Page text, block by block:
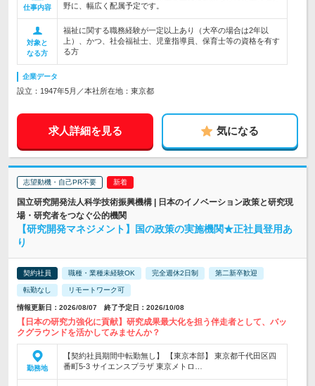
仕事内容
野に、幅広く配属予定です。
対象と
なる方
福祉に関する職務経験が一定以上あり（大卒の場合は2年以
上）、かつ、社会福祉士、児童指導員、保育士等の資格を有す
る方
企業データ
設立：1947年5月／本社所在地：東京都
求人詳細を見る 気になる
志望動機・自己PR不要
国立研究開発法人科学技術振興機構 | 日本のイノベーション政策と研究現
場・研究者をつなぐ公的機関
【研究開発マネジメント】国の政策の実施機関★正社員登用あ
り
契約社員 職種・業種未経験OK 完全週休2日制 第二新卒歓迎
転勤なし リモートワーク可
情報更新日：2026/08/07 終了予定日：2026/10/08
【日本の研究力強化に貢献】研究成果最大化を担う伴走者として、バッ
クグラウンドを活かしてみませんか？
勤務地
【契約社員期間中転勤無し】 【東京本部】 東京都千代田区四
番町5-3 サイエンスプラザ 東京メトロ…